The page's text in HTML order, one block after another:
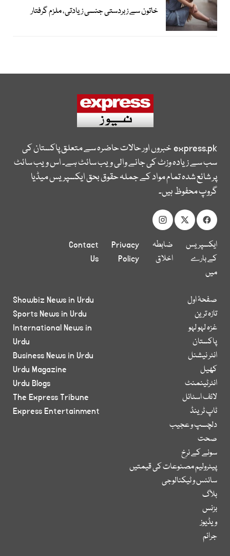
خاتون سے زبردستی جنسی زیادتی، ملزم گرفتار
express.pkخبروں اور حالات حاضرہ سے متعلق پاکستان کی
سب سے زیادہ وزٹ کی جانے والی ویب سائٹ ہے۔ اس ویب سائٹ
پر شائع شدہ تمام مواد کے جملہ حقوق بحق ایکسپریس میڈیا
گروپ محفوظ ہیں۔
ایکسپریس
کے بارے
میں
ضابطہ
اخلاق
Privacy
Policy
Contact
Us
صفحۂ اول
تازہ ترین
غزہ لہو لہو
پاکستان
انٹر نیشنل
کھیل
انٹرٹینمنٹ
لائف اسٹائل
ٹاپ ٹرینڈ
دلچسپ و عجیب
صحت
سونے کے نرخ
پیٹرولیم مصنوعات کی قیمتیں
سائنس و ٹیکنالوجی
بلاگ
بزنس
ویڈیوز
جرائم
Showbiz News in Urdu
Sports News in Urdu
International News in
Urdu
Business News in Urdu
Urdu Magazine
Urdu Blogs
The Express Tribune
Express Entertainment